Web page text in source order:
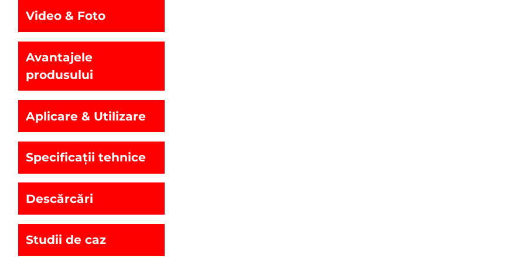
Video & Foto
Avantajele
produsului
Aplicare & Utilizare
Specificații tehnice
Descărcări
Studii de caz